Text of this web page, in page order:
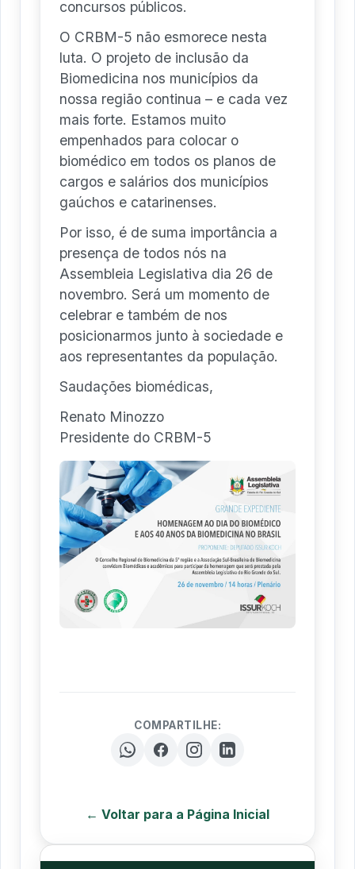
concursos públicos.
O CRBM-5 não esmorece nesta
luta. O projeto de inclusão da
Biomedicina nos municípios da
nossa região continua – e cada vez
mais forte. Estamos muito
empenhados para colocar o
biomédico em todos os planos de
cargos e salários dos municípios
gaúchos e catarinenses.
Por isso, é de suma importância a
presença de todos nós na
Assembleia Legislativa dia 26 de
novembro. Será um momento de
celebrar e também de nos
posicionarmos junto à sociedade e
aos representantes da população.
Saudações biomédicas,
Renato Minozzo
Presidente do CRBM-5
COMPARTILHE:
← Voltar para a Página Inicial